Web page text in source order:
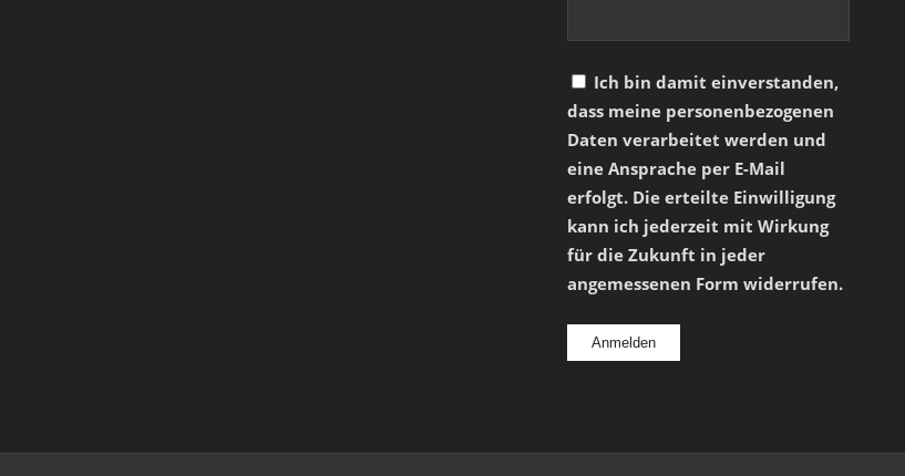
Ich bin damit einverstanden,
dass meine personenbezogenen
Daten verarbeitet werden und
eine Ansprache per E-Mail
erfolgt. Die erteilte Einwilligung
kann ich jederzeit mit Wirkung
für die Zukunft in jeder
angemessenen Form widerrufen.